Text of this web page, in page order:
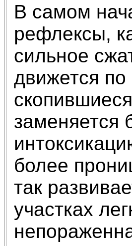
В самом
рефлексы,
сильное
движется по
заменяется
более
так
участках